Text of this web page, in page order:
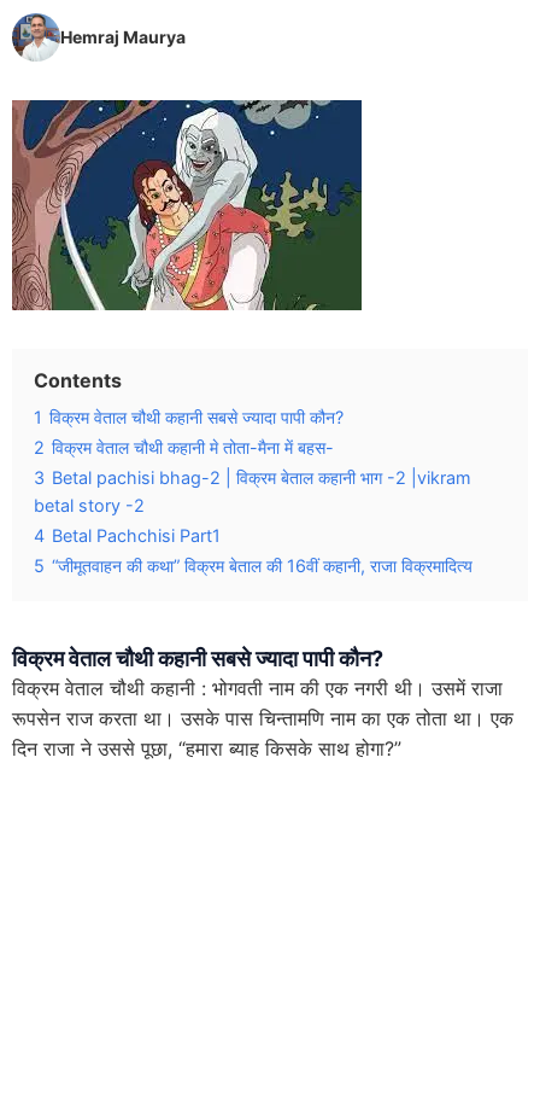
Hemraj Maurya
Contents
1 विक्रम वेताल चौथी कहानी सबसे ज्यादा पापी कौन?
2 विक्रम वेताल चौथी कहानी मे तोता-मैना में बहस-
3 Betal pachisi bhag-2 | विक्रम बेताल कहानी भाग -2 |vikram
betal story -2
4 Betal Pachchisi Part1
5 “जीमूतवाहन की कथा” विक्रम बेताल की 16वीं कहानी, राजा विक्रमादित्य
विक्रम वेताल चौथी कहानी सबसे ज्यादा पापी कौन?
विक्रम वेताल चौथी कहानी : भोगवती नाम की एक नगरी थी। उसमें राजा
रूपसेन राज करता था। उसके पास चिन्तामणि नाम का एक तोता था। एक
दिन राजा ने उससे पूछा, “हमारा ब्याह किसके साथ होगा?”